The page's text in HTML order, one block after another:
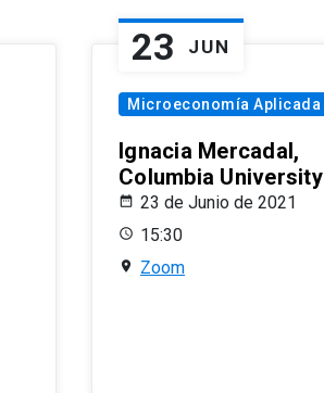
23 JUN
Microeconomía Aplicada
Ignacia Mercadal,
Columbia University
23 de Junio de 2021
15:30
Zoom